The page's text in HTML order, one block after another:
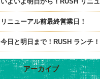
ーアル！
リニューアル前最終営業日！
今日と明日まで！RUSH ランチ！
アーカイブ